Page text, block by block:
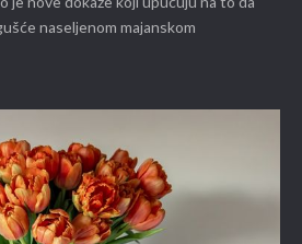
naseljenom majanskom